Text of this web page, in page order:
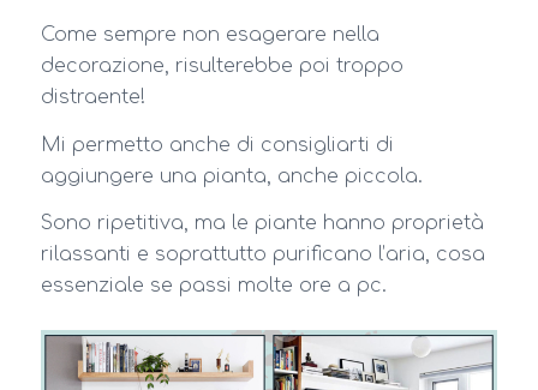
Come sempre non esagerare nella
decorazione, risulterebbe poi troppo
distraente!
Mi permetto anche di consigliarti di
aggiungere una pianta, anche piccola.
Sono ripetitiva, ma le piante hanno proprietà
rilassanti e soprattutto purificano l’aria, cosa
essenziale se passi molte ore a pc.